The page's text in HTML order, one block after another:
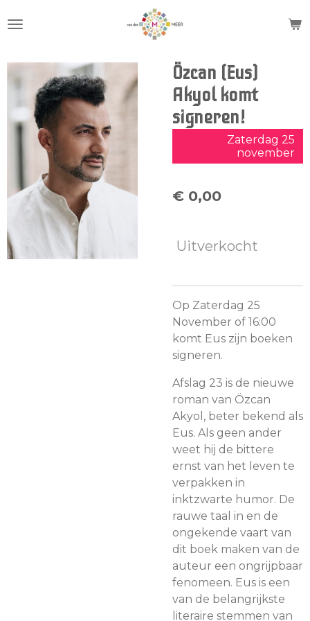
direct
de
hoofdinhoud
Özcan (Eus)
Akyol komt
signeren!
Zaterdag 25
november
€ 0,00
Uitverkocht
Op Zaterdag 25
November of 16:00
komt Eus zijn boeken
signeren.
Afslag 23 is de nieuwe
roman van Özcan
Akyol, beter bekend als
Eus. Als geen ander
weet hij de bittere
ernst van het leven te
verpakken in
inktzwarte humor. De
rauwe taal in en de
ongekende vaart van
dit boek maken van de
auteur een ongrijpbaar
fenomeen. Eus is een
van de belangrijkste
literaire stemmen van